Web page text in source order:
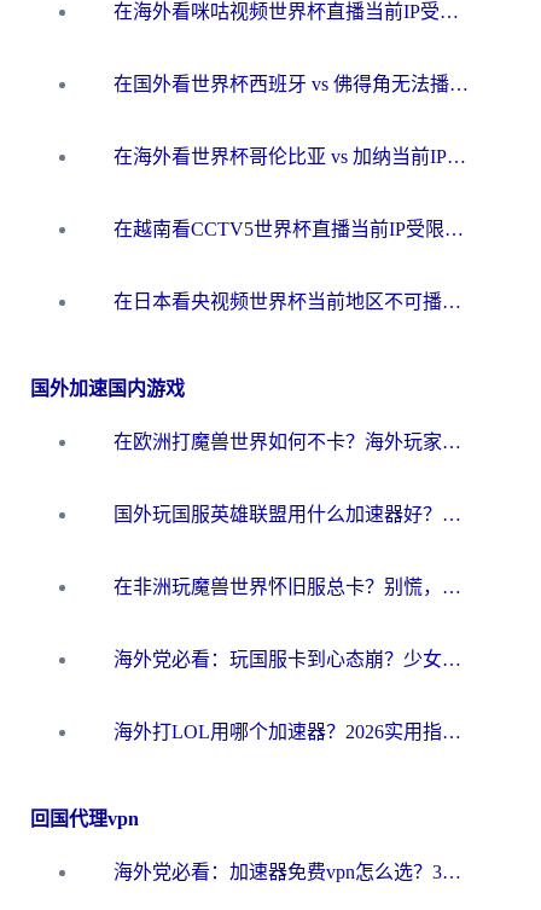
在海外看咪咕视频世界杯直播当前IP受限制？这篇指南帮你搞定所有体育赛事观看难题
在国外看世界杯西班牙 vs 佛得角无法播放？这篇指南帮你解锁所有中文体育直播
在海外看世界杯哥伦比亚 vs 加纳当前IP受限制？这篇指南帮你流畅看中文解说赛事
在越南看CCTV5世界杯直播当前IP受限制？海外党体育观赛终极指南来了
在日本看央视频世界杯当前地区不可播放？海外党体育观赛终极指南
国外加速国内游戏
在欧洲打魔兽世界如何不卡？海外玩家的国服游戏加速终极攻略
国外玩国服英雄联盟用什么加速器好？海外党亲测有效的国服游戏加速指南
在非洲玩魔兽世界怀旧服总卡？别慌，这份指南帮你丝滑开荒
海外党必看：玩国服卡到心态崩？少女前线云图计划加速器免费推荐+碧蓝航线足球世界流畅攻略
海外打LOL用哪个加速器？2026实用指南：从延迟到设备适配，一篇解决你的国服游戏痛点
回国代理vpn
海外党必看：加速器免费vpn怎么选？3步教你无缝访问国内资源